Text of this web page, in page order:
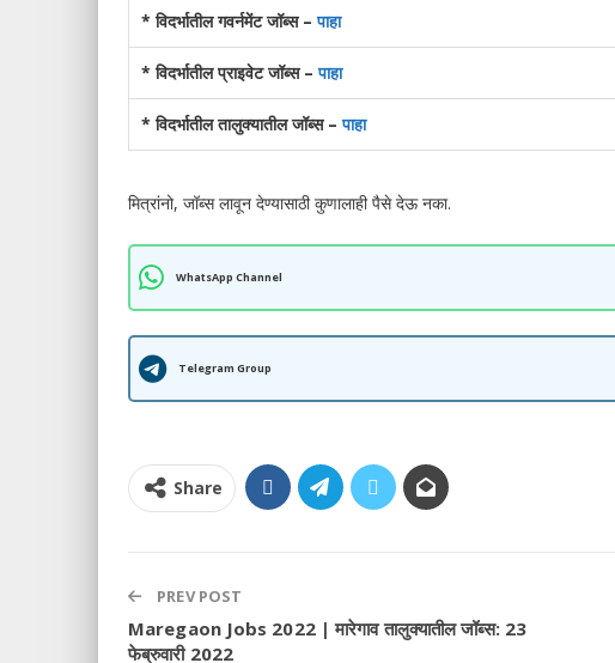
* विदर्भातील गवर्नमेंट जॉब्स –पाहा
* विदर्भातील प्राइवेट जॉब्स –पाहा
* विदर्भातील तालुक्यातील जॉब्स –पाहा
मित्रांनो, जॉब्स लावून देण्यासाठी कुणालाही पैसे देऊ नका.
WhatsApp Channel
Telegram Group
Share
PREV POST
Maregaon Jobs 2022 | मारेगाव तालुक्यातील जॉब्स: 23
फेब्रुवारी 2022